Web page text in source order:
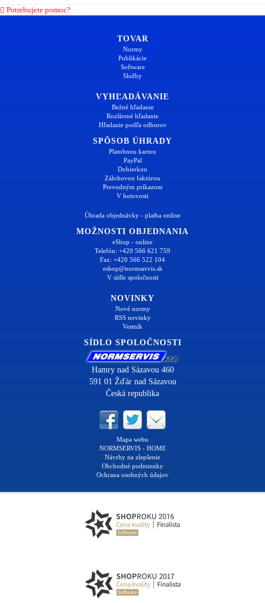
Potrebujete pomoc?
TOVAR
Normy
Publikácie
Software
Služby
VYHĽADÁVANIE
Bežné hľadanie
Rozšírené hľadanie
Hľadanie podľa odborov
SPÔSOB ÚHRADY
Platobnou kartou
PayPal
Dobierkou
Zálohovou faktúrou
Prevodným príkazom
V hotovosti
Úhrada objednávky - platba online
MOŽNOSTI OBJEDNANIA
eShop - online
Telefón: +420 566 621 759
Fax: +420 566 522 104
eshop@normservis.sk
V sídle spoločnosti
NOVINKY
Nové normy
RSS novinky
Vestník
SÍDLO SPOLOČNOSTI
Hamry nad Sázavou 460
591 01 Žďár nad Sázavou
Česká republika
Mapa webu
NORMSERVIS - HOME
Návrhy na zlepšenie
Obchodné podmienky
Ochrana osobných údajov